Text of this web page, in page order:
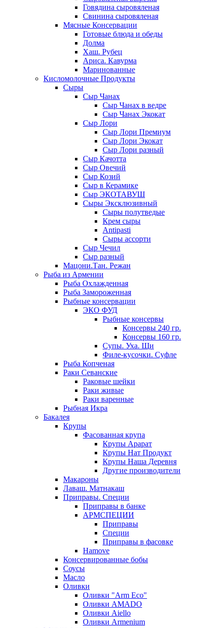
Говядина сыровяленая
Свинина сыровяленая
Мясные Консервации
Готовые блюда и обеды
Долма
Хаш. Рубец
Ариса. Кавурма
Маринованные
Кисломолочные Продукты
Сыры
Сыр Чанах
Сыр Чанах в ведре
Сыр Чанах Экокат
Сыр Лори
Сыр Лори Премиум
Сыр Лори Экокат
Сыр Лори разный
Сыр Качотта
Сыр Овечий
Сыр Козий
Сыр в Керамике
Сыр ЭКОТАВУШ
Сыры Эксклюзивный
Сыры полутведые
Крем сыры
Antipasti
Сыры ассорти
Сыр Чечил
Сыр разный
Мацони.Тан. Режан
Рыба из Армении
Рыба Охлажденная
Рыба Замороженная
Рыбные консервации
ЭКО ФУД
Рыбные консервы
Консервы 240 гр.
Консервы 160 гр.
Супы. Уха. Щи
Филе-кусочки. Суфле
Рыба Копченая
Раки Севанские
Раковые шейки
Раки живые
Раки варенные
Рыбная Икра
Бакалея
Крупы
Фасованная крупа
Крупы Арарат
Крупы Нат Продукт
Крупы Наша Деревня
Другие производители
Макароны
Лаваш. Матнакаш
Приправы. Специи
Приправы в банке
АРМСПЕЦИИ
Приправы
Специи
Приправы в фасовке
Hamove
Консервированные бобы
Соусы
Масло
Оливки
Оливки "Arm Eco"
Оливки AMADO
Оливки Aiello
Оливки Armenium